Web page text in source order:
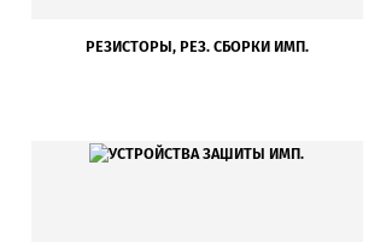
РЕЗИСТОРЫ, РЕЗ. СБОРКИ ИМП.